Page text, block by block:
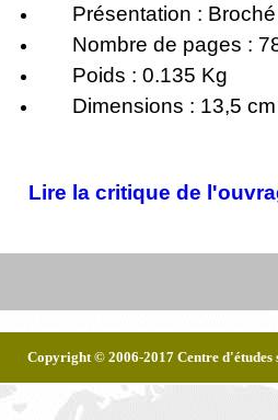
Présentation : Broché
Nombre de pages :
Poids : 0.135 Kg
Dimensions : 13,5
Lire la critique de
Copyright © 2006-2017 Centre